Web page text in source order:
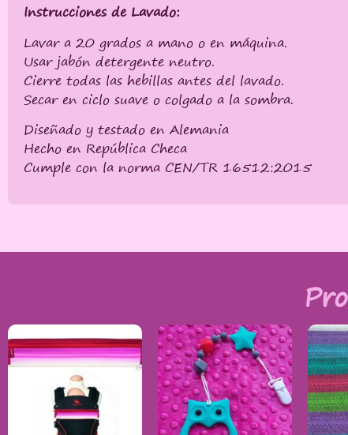
Instrucciones de Lavado:
Lavar a 20 grados a mano o en máquina.
Usar jabón detergente neutro.
Cierre todas las hebillas antes del lavado.
Secar en ciclo suave o colgado a la sombra.
Diseñado y testado en Alemania
Hecho en República Checa
Cumple con la norma CEN/TR 16512:2015